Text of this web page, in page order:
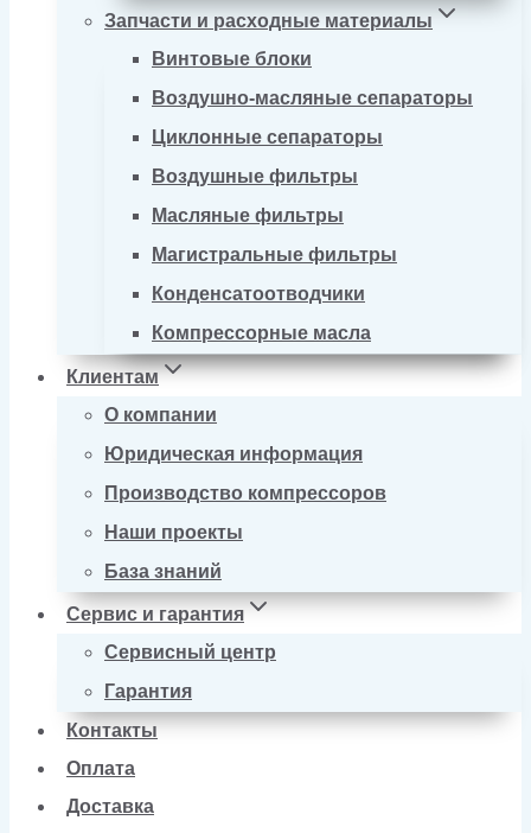
Запчасти и расходные материалы
Винтовые блоки
Воздушно-масляные сепараторы
Циклонные сепараторы
Воздушные фильтры
Масляные фильтры
Магистральные фильтры
Конденсатоотводчики
Компрессорные масла
Клиентам
О компании
Юридическая информация
Производство компрессоров
Наши проекты
База знаний
Сервис и гарантия
Сервисный центр
Гарантия
Контакты
Оплата
Доставка